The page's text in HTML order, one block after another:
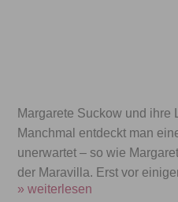
Margarete Suckow und ihre
Manchmal entdeckt man
unerwartet – so wie
der Maravilla. Erst vor
» weiterlesen